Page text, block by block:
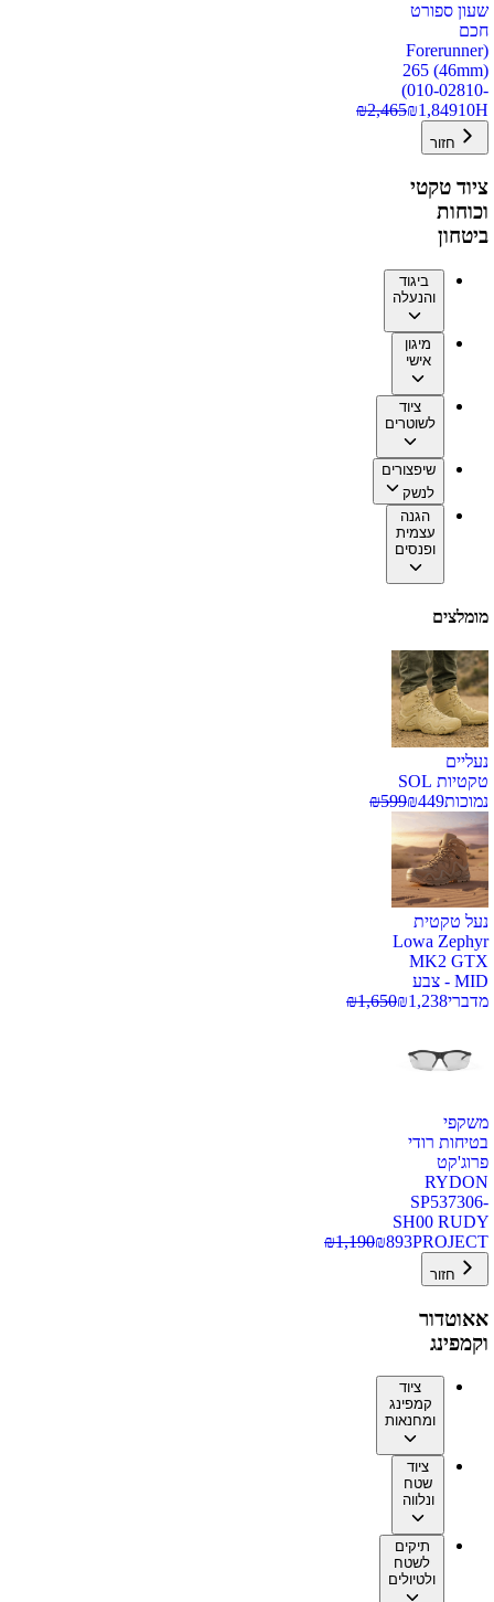
שעון ספורט
חכם
(Forerunner
265 (46mm)
(010-02810-
10H
₪1,849
₪2,465
חזור
ציוד טקטי
וכוחות
ביטחון
ביגוד
והנעלה
מיגון
אישי
ציוד
לשוטרים
שיפצורים
לנשק
הגנה
עצמית
ופנסים
מומלצים
נעליים
טקטיות SOL
נמוכות
₪449
₪599
נעל טקטית
Lowa Zephyr
MK2 GTX
MID - צבע
מדברי
₪1,238
₪1,650
משקפי
בטיחות רודי
פרוג'קט
RYDON
SP537306-
SH00 RUDY
PROJECT
₪893
₪1,190
חזור
אאוטדור
וקמפינג
ציוד
קמפינג
ומחנאות
ציוד
שטח
ונלווה
תיקים
לשטח
ולטיולים